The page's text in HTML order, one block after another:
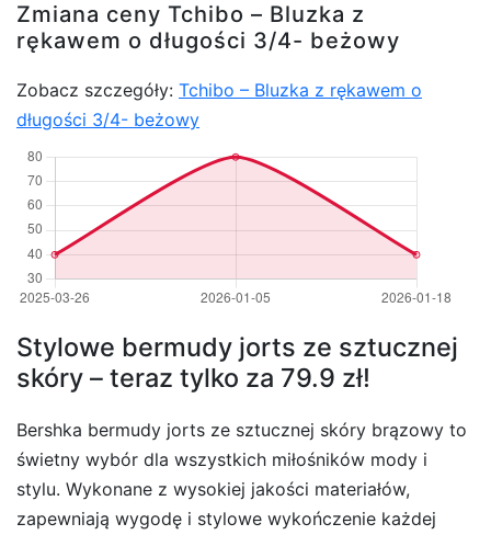
Zmiana ceny Tchibo – Bluzka z
rękawem o długości 3/4- beżowy
Zobacz szczegóły: Tchibo – Bluzka z rękawem o
długości 3/4- beżowy
Stylowe bermudy jorts ze sztucznej
skóry – teraz tylko za 79.9 zł!
Bershka bermudy jorts ze sztucznej skóry brązowy to
świetny wybór dla wszystkich miłośników mody i
stylu. Wykonane z wysokiej jakości materiałów,
zapewniają wygodę i stylowe wykończenie każdej